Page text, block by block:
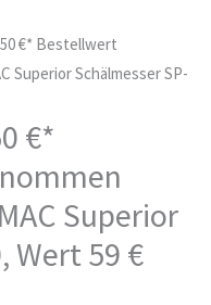
€* Bestellwert
Superior Schälmesser SP-
€*
Superior
Wert 59 €